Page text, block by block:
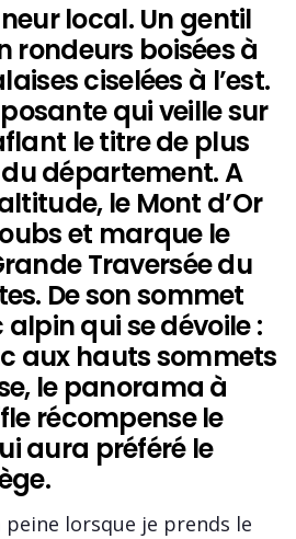
local. Un gentil
rondeurs boisées à
ciselées à l’est.
qui veille sur
le titre de plus
département. A
le Mont d’Or
et marque le
Traversée du
De son sommet
alpin qui se dévoile :
aux hauts sommets
le panorama à
récompense le
aura préféré le
peine lorsque je prends le